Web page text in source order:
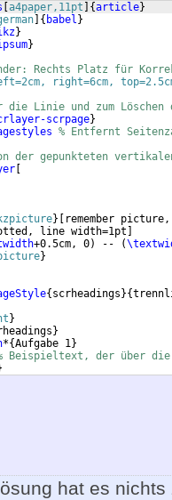
a4paper,11pt {article}
{ babel }
}
}
Rechts Platz für
right=6cm,
die Linie und zum Löschen
scrpage}
% Entfernt
der gepunkteten
}
remember
line width=1pt
+0.5cm, 0) -- (
}
{ scrheadings }{
}
}
*{Aufgabe 1}
Beispieltext, der über die
hat es